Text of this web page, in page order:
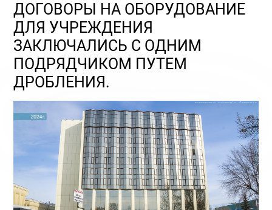
ДОГОВОРЫ НА ОБОРУДОВАНИЕ
ДЛЯ УЧРЕЖДЕНИЯ
ЗАКЛЮЧАЛИСЬ С ОДНИМ
ПОДРЯДЧИКОМ ПУТЕМ
ДРОБЛЕНИЯ.